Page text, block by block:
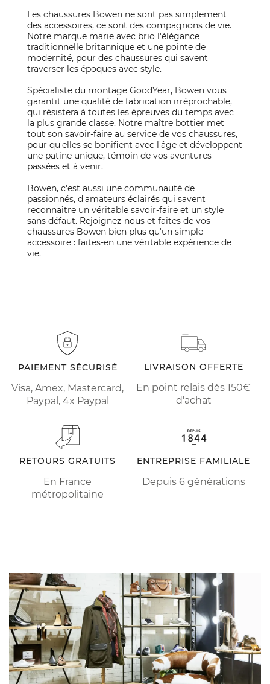
Les chaussures Bowen ne sont pas simplement
des accessoires, ce sont des compagnons de vie.
Notre marque marie avec brio l'élégance
traditionnelle britannique et une pointe de
modernité, pour des chaussures qui savent
traverser les époques avec style.
Spécialiste du montage GoodYear, Bowen vous
garantit une qualité de fabrication irréprochable,
qui résistera à toutes les épreuves du temps avec
la plus grande classe. Notre maître bottier met
tout son savoir-faire au service de vos chaussures,
pour qu'elles se bonifient avec l'âge et développent
une patine unique, témoin de vos aventures
passées et à venir.
Bowen, c'est aussi une communauté de
passionnés, d'amateurs éclairés qui savent
reconnaître un véritable savoir-faire et un style
sans défaut. Rejoignez-nous et faites de vos
chaussures Bowen bien plus qu'un simple
accessoire : faites-en une véritable expérience de
vie.
PAIEMENT SÉCURISÉ
Visa, Amex, Mastercard,
Paypal, 4x Paypal
LIVRAISON OFFERTE
En point relais dès 150€
d'achat
RETOURS GRATUITS
En France
métropolitaine
ENTREPRISE FAMILIALE
Depuis 6 générations